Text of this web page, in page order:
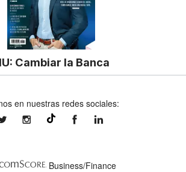
Cambiar la Banca
en nuestras redes sociales:
expansionmxexpansionmx ExpansionMex
Business/Finance